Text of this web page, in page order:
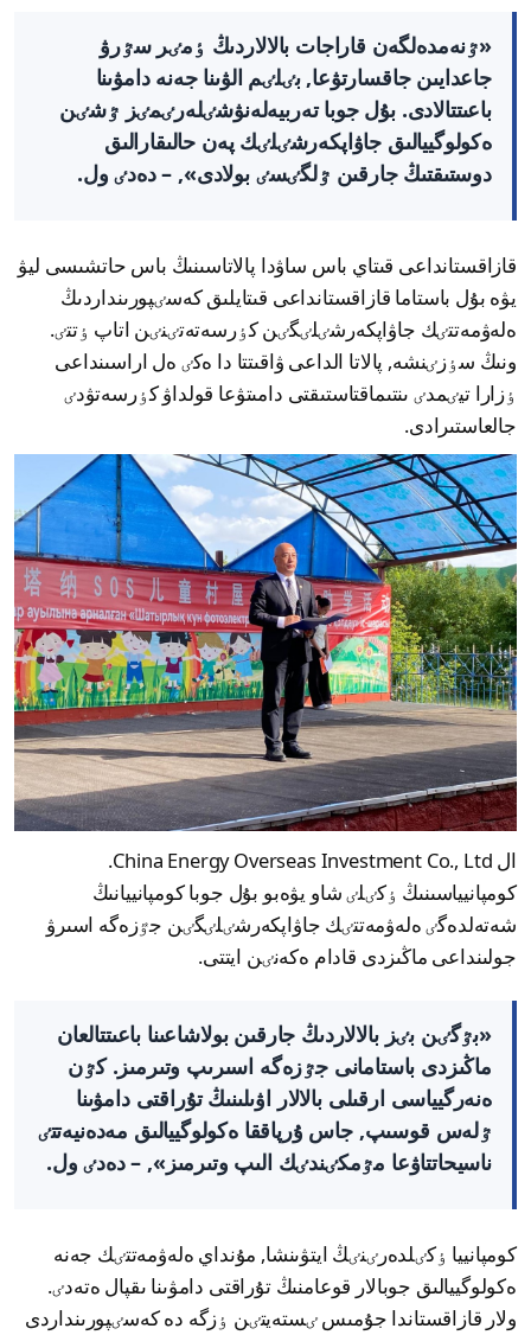
«ٷنەمدەلگەن قاراجات بالالاردىڭ ٶمٸر سٷرۋ
جاعدايىن جاقسارتۋعا, بٸلٸم الۋىنا جەنە دامۋىنا
باعىتتالادى. بۇل جوبا تەربيەلەنۋشٸلەرٸمٸز ٷشٸن
ەكولوگييالىق جاۋاپكەرشٸلٸك پەن حالىقارالىق
دوستىقتىڭ جارقىن ٷلگٸسٸ بولادى», – دەدٸ ول.
قازاقستانداعى قىتاي باس ساۋدا پالاتاسىنىڭ باس حاتشىسى ليۋ
يۋە بۇل باستاما قازاقستانداعى قىتايلىق كەسٸپورىنداردىڭ
ەلەۋمەتتٸك جاۋاپكەرشٸلٸگٸن كٶرسەتەتٸنٸن اتاپ ٶتتٸ.
ونىڭ سٶزٸنشە, پالاتا الداعى ۋاقىتتا دا ەكٸ ەل اراسىنداعى
ٶزارا تيٸمدٸ ىنتىماقتاستىقتى دامىتۋعا قولداۋ كٶرسەتۋدٸ
جالعاستىرادى.
ال China Energy Overseas Investment Co., Ltd.
كومپانيياسىنىڭ ٶكٸلٸ شاو يۋەبو بۇل جوبا كومپانييانىڭ
شەتەلدەگٸ ەلەۋمەتتٸك جاۋاپكەرشٸلٸگٸن جٷزەگە اسىرۋ
جولىنداعى ماڭىزدى قادام ەكەنٸن ايتتى.
«بٷگٸن بٸز بالالاردىڭ جارقىن بولاشاعىنا باعىتتالعان
ماڭىزدى باستامانى جٷزەگە اسىرىپ وتىرمىز. كٷن
ەنەرگيياسى ارقىلى بالالار اۋىلىنىڭ تۇراقتى دامۋىنا
ٷلەس قوسىپ, جاس ۇرپاققا ەكولوگييالىق مەدەنيەتتٸ
ناسيحاتتاۋعا مٷمكٸندٸك الىپ وتىرمىز», – دەدٸ ول.
كومپانييا ٶكٸلدەرٸنٸڭ ايتۋىنشا, مۇنداي ەلەۋمەتتٸك جەنە
ەكولوگييالىق جوبالار قوعامنىڭ تۇراقتى دامۋىنا ىقپال ەتەدٸ.
ولار قازاقستاندا جۇمىس ٸستەيتٸن ٶزگە دە كەسٸپورىنداردى